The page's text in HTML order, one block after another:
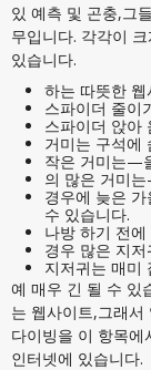
있 예측 및 곤충,그
무입니다. 각각이
있습니다.
하는 따뜻한
스파이더 줄이
스파이더 앉아
거미는 구석에
작은 거미는—
의 많은 거미
경우에 늦은
수 있습니다.
나방 하기 전
경우 많은 지
지저귀는 매미
예 매우 긴 될 수 있
는 웹사이트,그래서
다이빙을 이 항목
인터넷에 있습니다.